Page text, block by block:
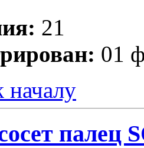
21
01
началу
палец